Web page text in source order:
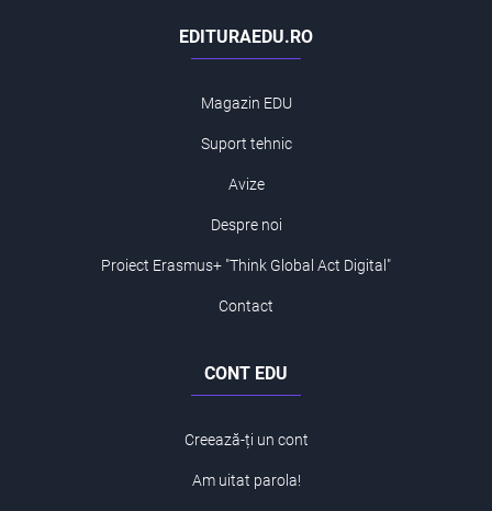
EDITURAEDU.RO
Magazin EDU
Suport tehnic
Avize
Despre noi
Proiect Erasmus+ "Think Global Act Digital"
Contact
CONT EDU
Creează-ți un cont
Am uitat parola!